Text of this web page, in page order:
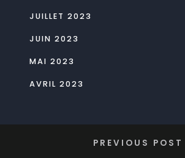
JUILLET 2023
JUIN 2023
MAI 2023
AVRIL 2023
PREVIOUS POST